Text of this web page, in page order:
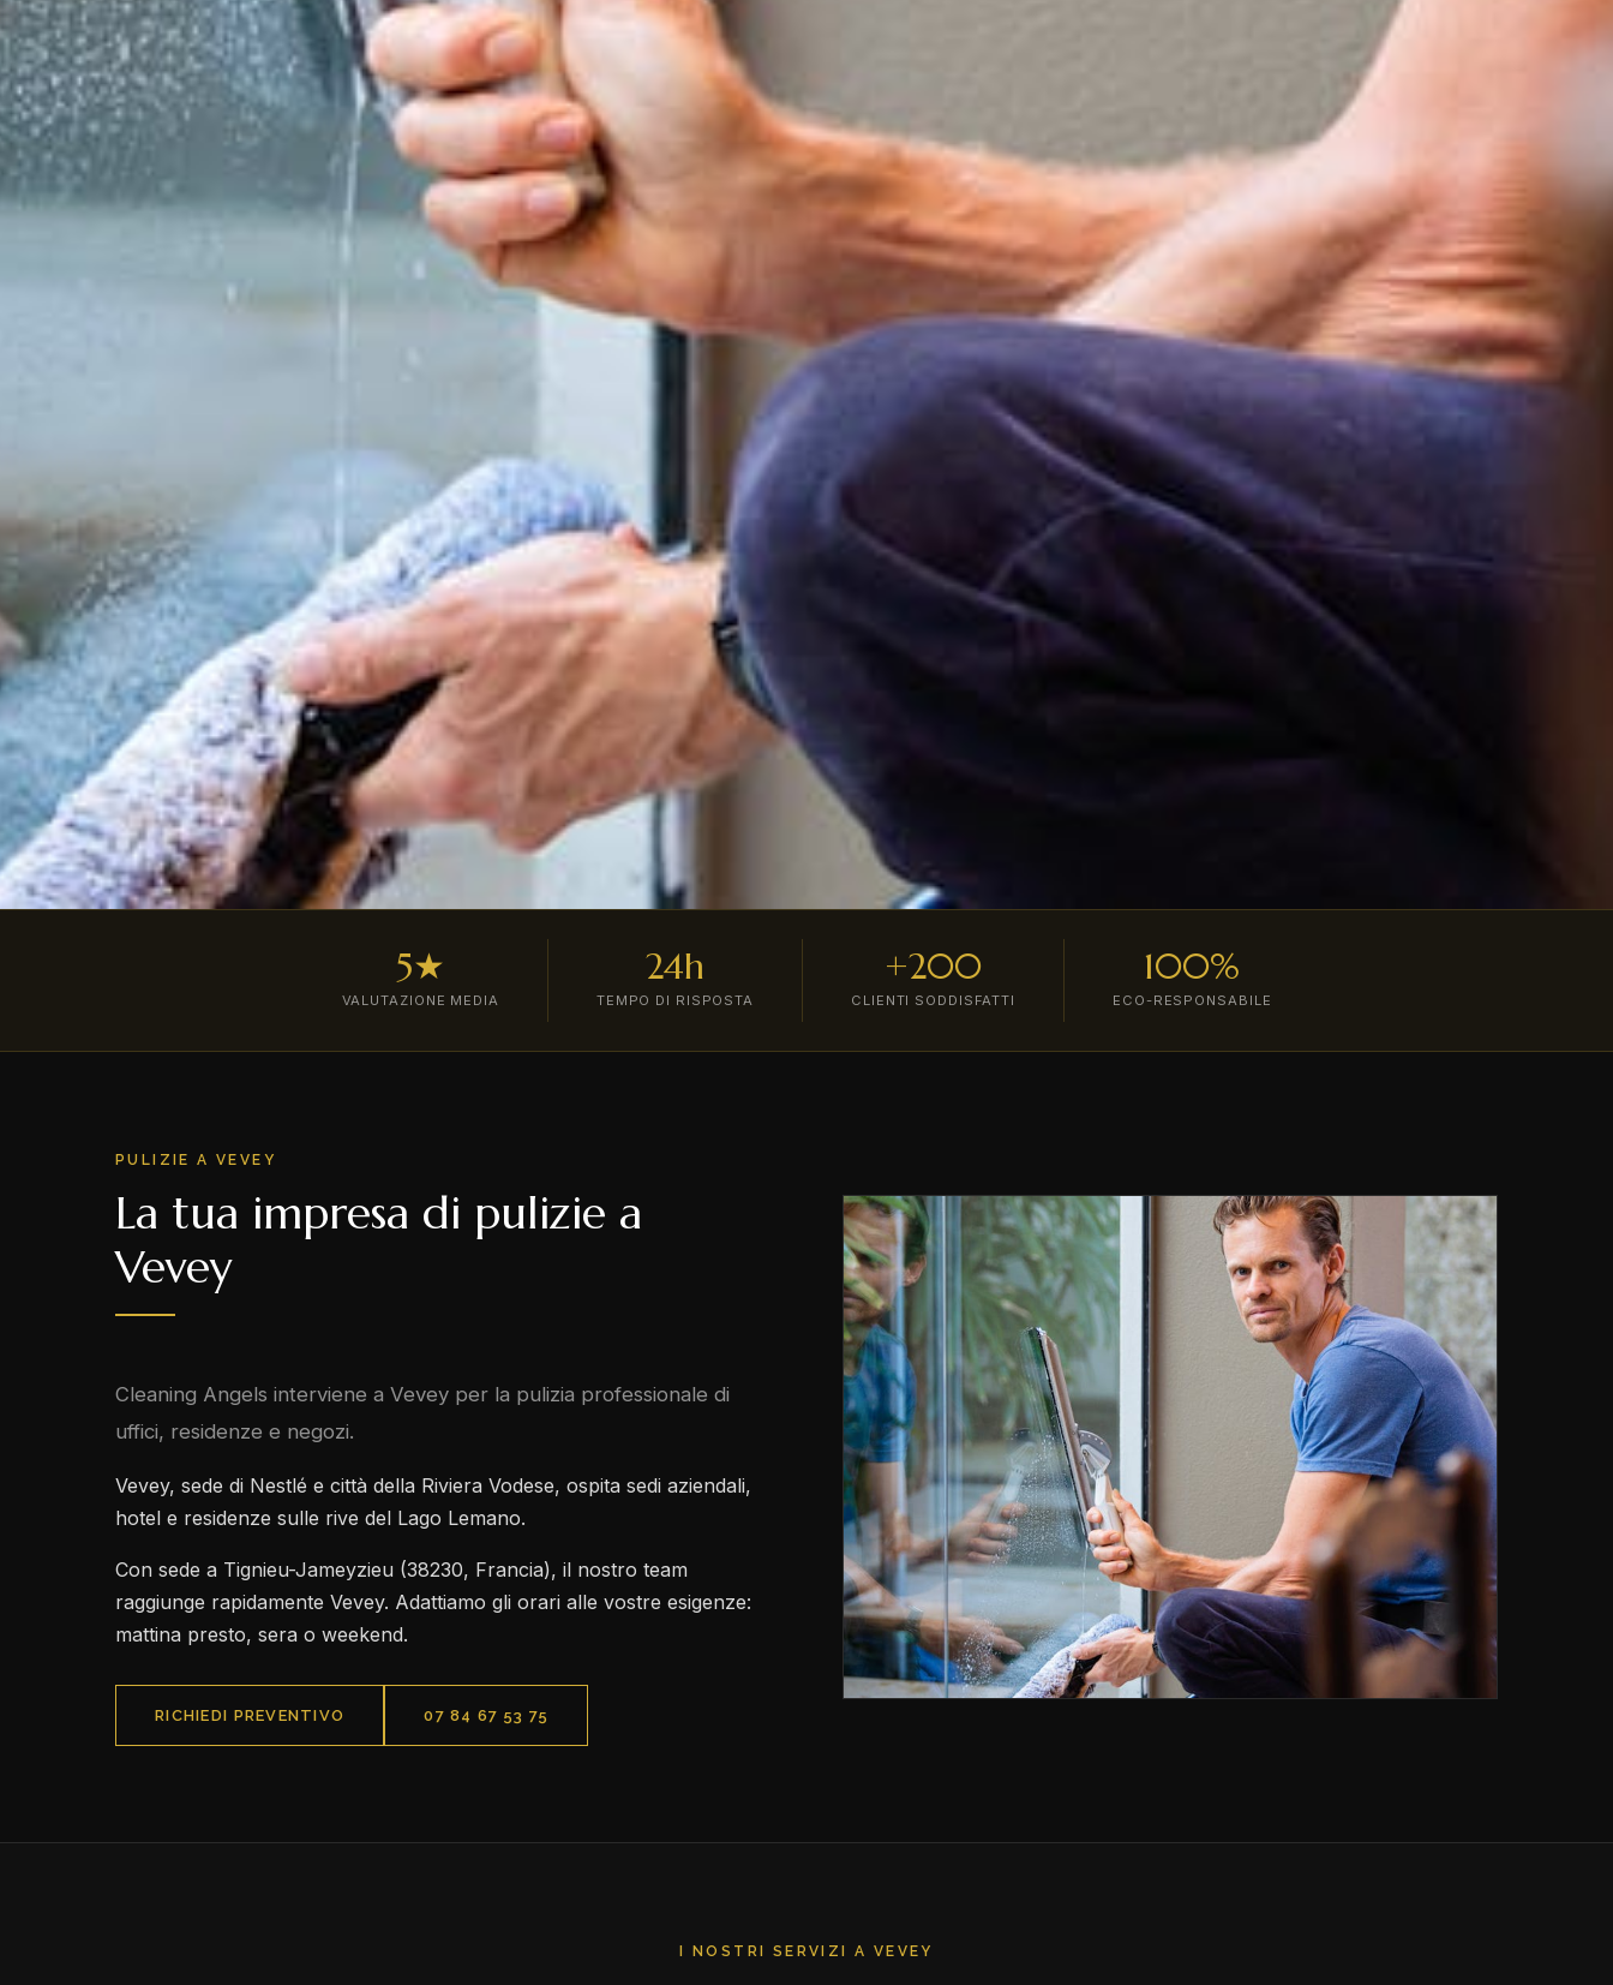
5★
VALUTAZIONE MEDIA
24h
TEMPO DI RISPOSTA
+200
CLIENTI SODDISFATTI
100%
ECO-RESPONSABILE
PULIZIE A VEVEY
La tua impresa di pulizie a
Vevey
Cleaning Angels interviene a Vevey per la pulizia professionale di
uffici, residenze e negozi.
Vevey, sede di Nestlé e città della Riviera Vodese, ospita sedi aziendali,
hotel e residenze sulle rive del Lago Lemano.
Con sede a Tignieu-Jameyzieu (38230, Francia), il nostro team
raggiunge rapidamente Vevey. Adattiamo gli orari alle vostre esigenze:
mattina presto, sera o weekend.
RICHIEDI PREVENTIVO 07 84 67 53 75
I NOSTRI SERVIZI A VEVEY